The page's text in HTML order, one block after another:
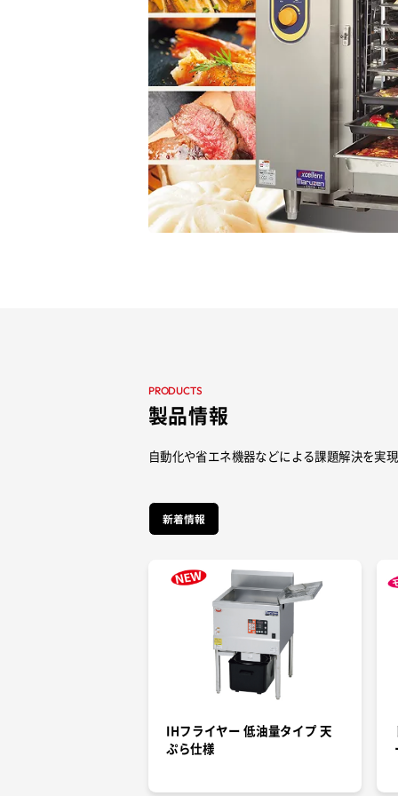
PRODUCTS
製品情報
自動化や省エネ機器などによる課題解決を実
新着情報
IHフライヤー 低油量タイプ 天
ぷら仕様